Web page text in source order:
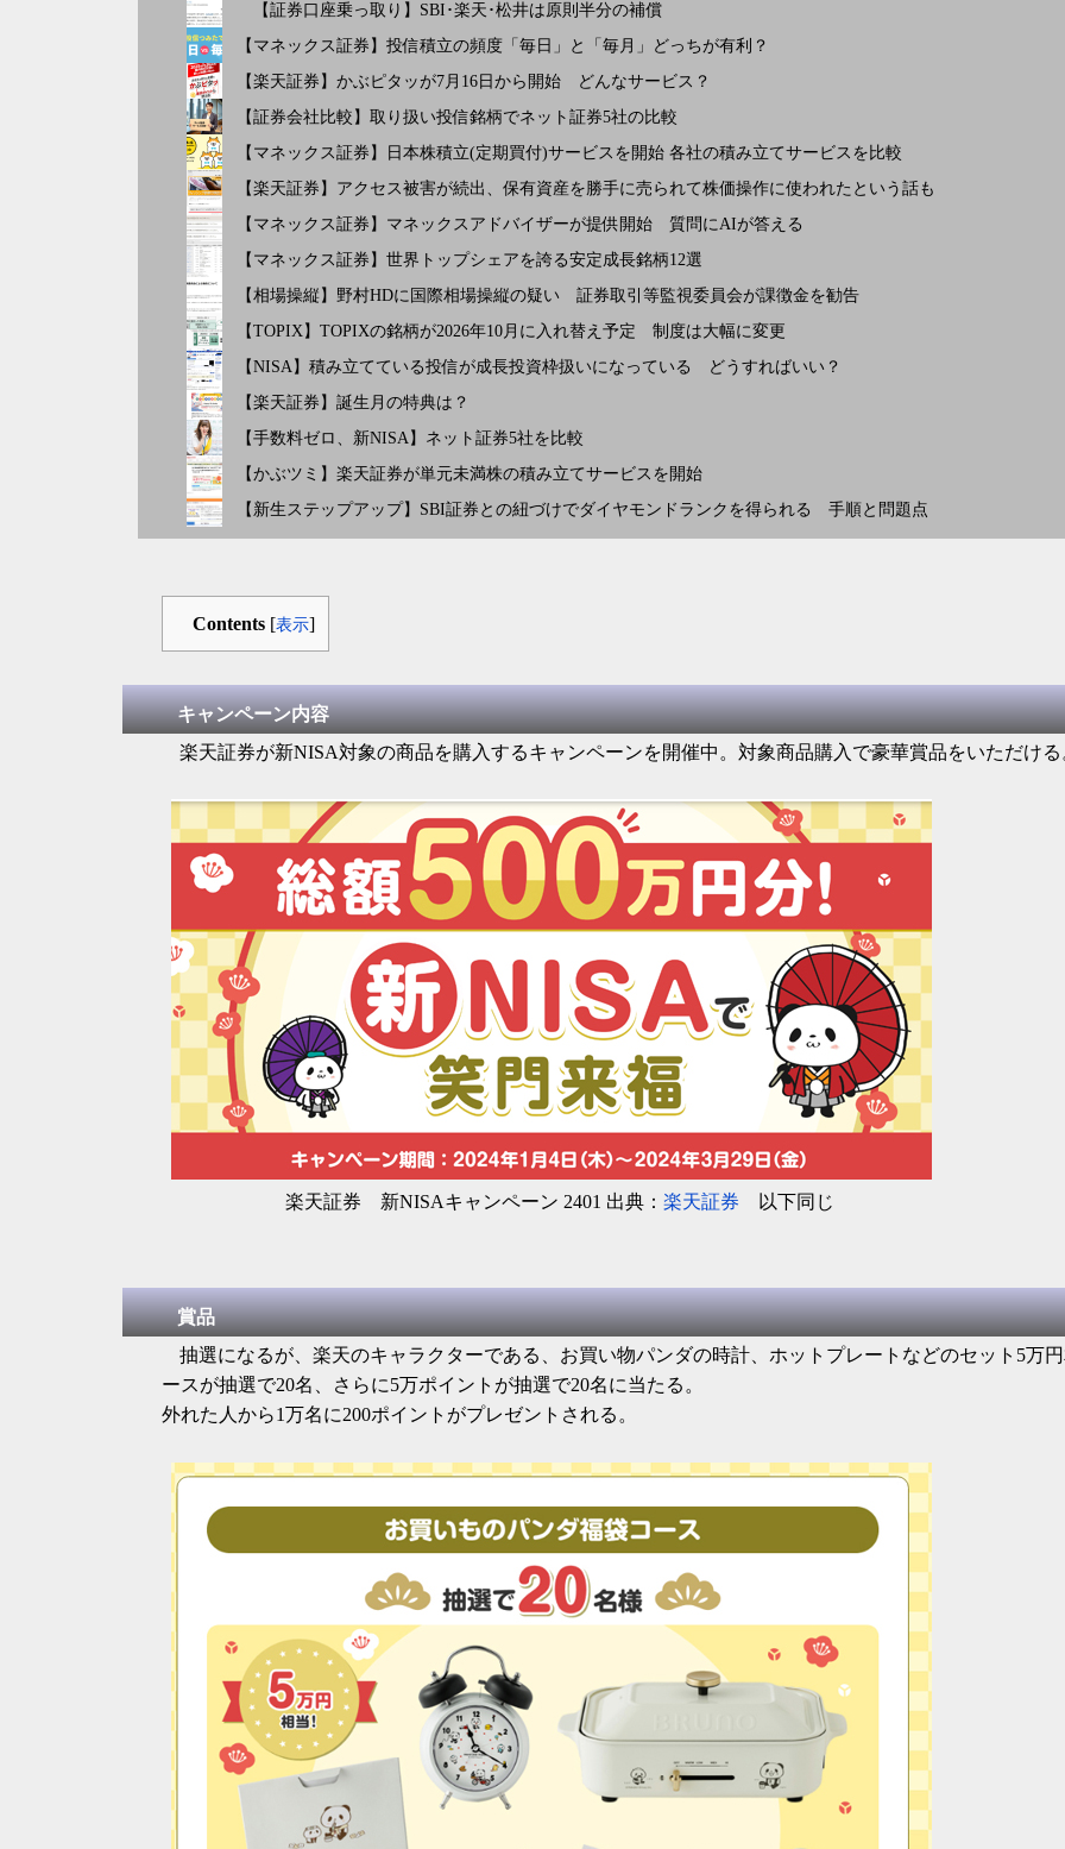
【証券口座乗っ取り】SBI･楽天･松井は原則半分の補償
【マネックス証券】投信積立の頻度「毎日」と「毎月」どっちが有利？
【楽天証券】かぶピタッが7月16日から開始 どんなサービス？
【証券会社比較】取り扱い投信銘柄でネット証券5社の比較
【マネックス証券】日本株積立(定期買付)サービスを開始 各社の積み立てサービスを比較
【楽天証券】アクセス被害が続出、保有資産を勝手に売られて株価操作に使われたという話も
【マネックス証券】マネックスアドバイザーが提供開始 質問にAIが答える
【マネックス証券】世界トップシェアを誇る安定成長銘柄12選
【相場操縦】野村HDに国際相場操縦の疑い 証券取引等監視委員会が課徴金を勧告
【TOPIX】TOPIXの銘柄が2026年10月に入れ替え予定 制度は大幅に変更
【NISA】積み立てている投信が成長投資枠扱いになっている どうすればいい？
【楽天証券】誕生月の特典は？
【手数料ゼロ、新NISA】ネット証券5社を比較
【かぶツミ】楽天証券が単元未満株の積み立てサービスを開始
【新生ステップアップ】SBI証券との紐づけでダイヤモンドランクを得られる 手順と問題点
Contents [表示]
キャンペーン内容
楽天証券が新NISA対象の商品を購入するキャンペーンを開催中。対象商品購入で豪華賞品をいただけ
楽天証券 新NISAキャンペーン 2401 出典：楽天証券 以下同じ
賞品
抽選になるが、楽天のキャラクターである、お買い物パンダの時計、ホットプレートなどのセット5万
ースが抽選で20名、さらに5万ポイントが抽選で20名に当たる。
外れた人から1万名に200ポイントがプレゼントされる。